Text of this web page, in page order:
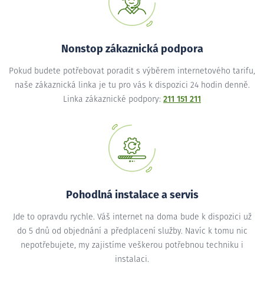
Nonstop zákaznická podpora
Pokud budete potřebovat poradit s výběrem internetového tarifu,
naše zákaznická linka je tu pro vás k dispozici 24 hodin denně.
Linka zákaznické podpory: 211 151 211
Pohodlná instalace a servis
Jde to opravdu rychle. Váš internet na doma bude k dispozici už
do 5 dnů od objednání a předplacení služby. Navíc k tomu nic
nepotřebujete, my zajistíme veškerou potřebnou techniku i
instalaci.